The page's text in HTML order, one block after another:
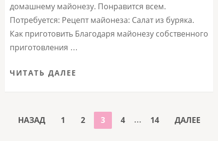
домашнему майонезу. Понравится всем.
Потребуется: Рецепт майонеза: Салат из буряка.
Как приготовить Благодаря майонезу собственного
приготовления …
ЧИТАТЬ ДАЛЕЕ
ПАГИНАЦИЯ
НАЗАД СТРАНИЦА
1 СТРАНИЦА
2 СТРАНИЦА
3 СТРАНИЦА
4 … СТРАНИЦА
14 ДАЛЕЕ